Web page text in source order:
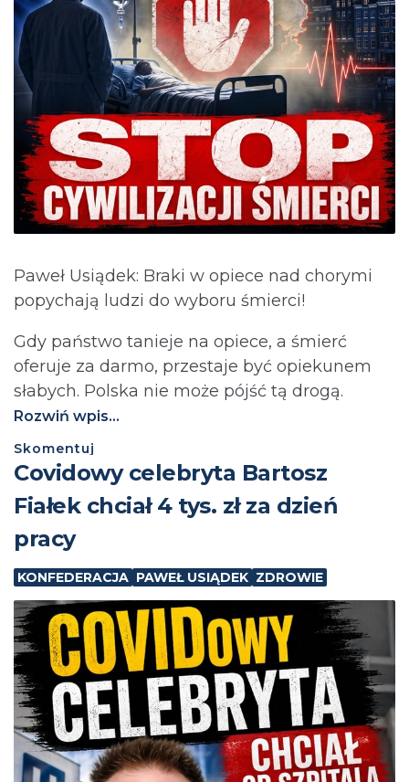
Paweł Usiądek: Braki w opiece nad chorymi
popychają ludzi do wyboru śmierci!
Gdy państwo tanieje na opiece, a śmierć
oferuje za darmo, przestaje być opiekunem
słabych. Polska nie może pójść tą drogą.⁩
Rozwiń wpis...
Skomentuj
Covidowy celebryta Bartosz
Fiałek chciał 4 tys. zł za dzień
pracy
KONFEDERACJA PAWEŁ USIĄDEK ZDROWIE